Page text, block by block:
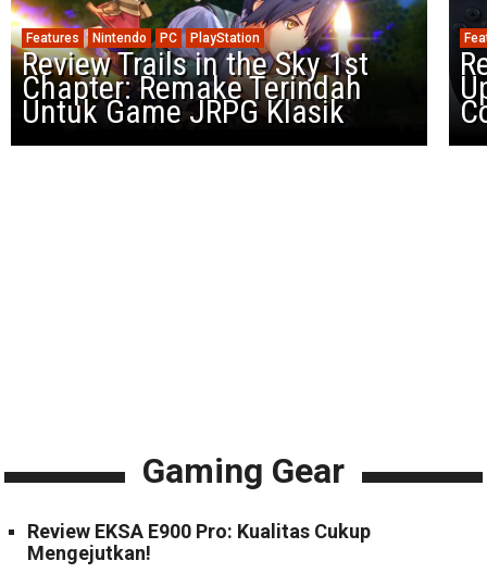
Features Nintendo PC PlayStation
Review Trails in the Sky 1st
Chapter: Remake Terindah
Untuk Game JRPG Klasik
Gaming Gear
Review EKSA E900 Pro: Kualitas Cukup
Mengejutkan!